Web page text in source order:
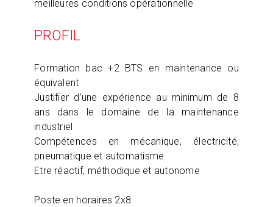
meilleures conditions opérationnelle
PROFIL
Formation bac +2 BTS en maintenance ou
équivalent
Justifier d’une expérience au minimum de 8
ans dans le domaine de la maintenance
industriel
Compétences en mécanique, électricité,
pneumatique et automatisme
Etre réactif, méthodique et autonome
Poste en horaires 2x8